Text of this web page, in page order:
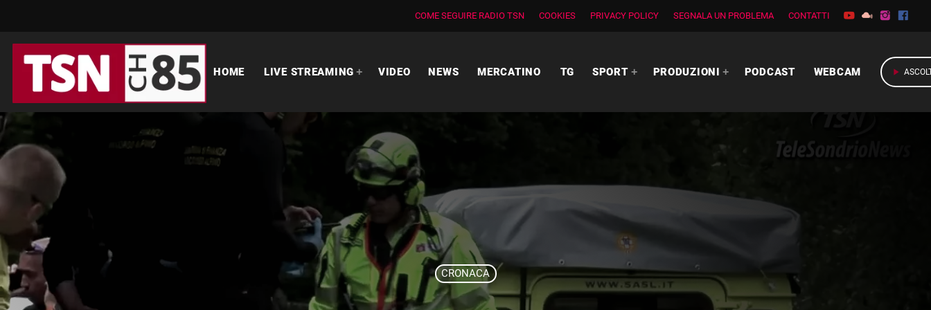
COME SEGUIRE RADIO TSN COOKIES PRIVACY POLICY SEGNALA UN PROBLEMA CONTATTI
HOME LIVE STREAMING VIDEO NEWS MERCATINO TG SPORT PRODUZIONI PODCAST WEBCAM play_arrow
CRONACA